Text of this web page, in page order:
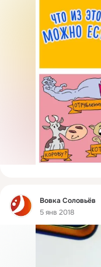
Фид
Вовка Соловьёв
5 янв 2018